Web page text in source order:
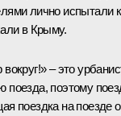
лично испытали
в Крыму.
– это
поезда, поэтому
поездка на поезде